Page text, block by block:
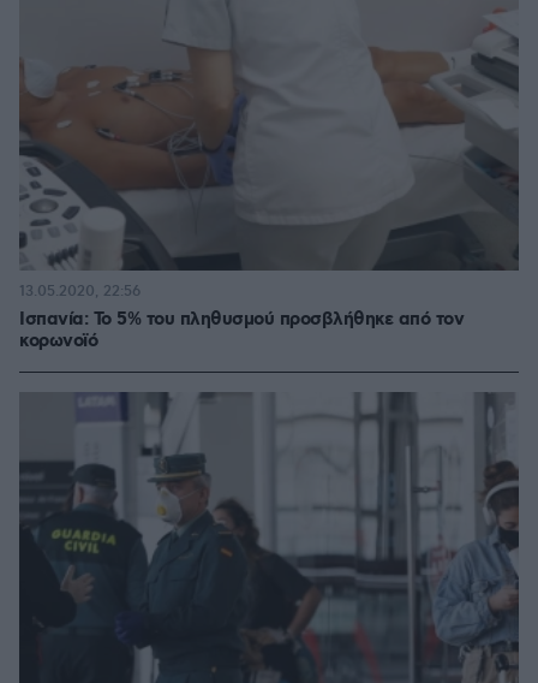
Ισπανία: Το 5% του πληθυσμού προσβλήθηκε από τον
κορωνοϊό
13.05.2020, 22:56